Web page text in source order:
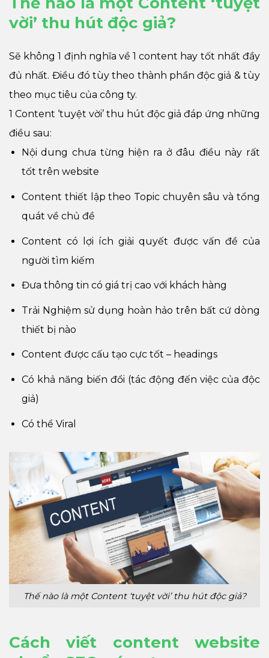
vời’ thu hút độc giả?
Sẽ không 1 định nghĩa về 1 content hay tốt nhất đầy
đủ nhất. Điều đó tùy theo thành phần độc giả & tùy
theo mục tiêu của công ty.
1 Content ‘tuyệt vời’ thu hút độc giả đáp ứng những
điều sau:
Nội dung chưa từng hiện ra ở đâu điều này rất
tốt trên website
Content thiết lập theo Topic chuyên sâu và tổng
quát về chủ đề
Content có lợi ích giải quyết được vấn đề của
người tìm kiếm
Đưa thông tin có giá trị cao với khách hàng
Trải Nghiệm sử dụng hoàn hảo trên bất cứ dòng
thiết bị nào
Content được cấu tạo cực tốt – headings
Có khả năng biến đổi (tác động đến việc của độc
giả)
Có thể Viral
Thế nào là một Content ‘tuyệt vời’ thu hút độc giả?
Cách viết content website